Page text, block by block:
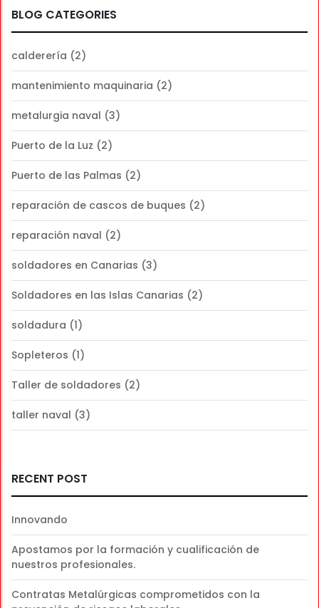
BLOG CATEGORIES
calderería (2)
mantenimiento maquinaria (2)
metalurgia naval (3)
Puerto de la Luz (2)
Puerto de las Palmas (2)
reparación de cascos de buques (2)
reparación naval (2)
soldadores en Canarias (3)
Soldadores en las Islas Canarias (2)
soldadura (1)
Sopleteros (1)
Taller de soldadores (2)
taller naval (3)
RECENT POST
Innovando
Apostamos por la formación y cualificación de
nuestros profesionales.
Contratas Metalúrgicas comprometidos con la